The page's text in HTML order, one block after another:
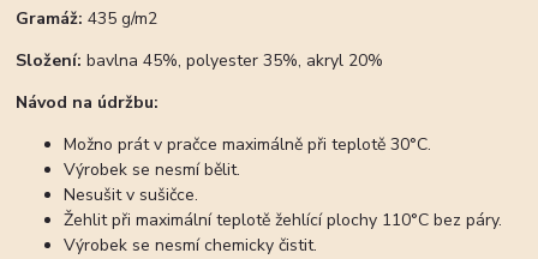
Gramáž: 435 g/m2
Složení: bavlna 45%, polyester 35%, akryl 20%
Návod na údržbu:
Možno prát v pračce maximálně při teplotě 30°C.
Výrobek se nesmí bělit.
Nesušit v sušičce.
Žehlit při maximální teplotě žehlící plochy 110°C bez páry.
Výrobek se nesmí chemicky čistit.